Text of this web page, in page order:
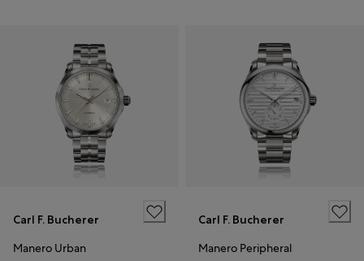
Carl F. Bucherer
Manero Urban
Carl F. Bucherer
Manero Peripheral